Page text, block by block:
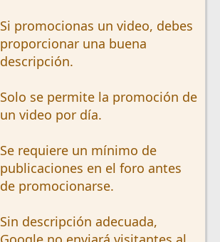
Si promocionas un video, debes
proporcionar una buena
descripción.
Solo se permite la promoción de
un video por día.
Se requiere un mínimo de
publicaciones en el foro antes
de promocionarse.
Sin descripción adecuada,